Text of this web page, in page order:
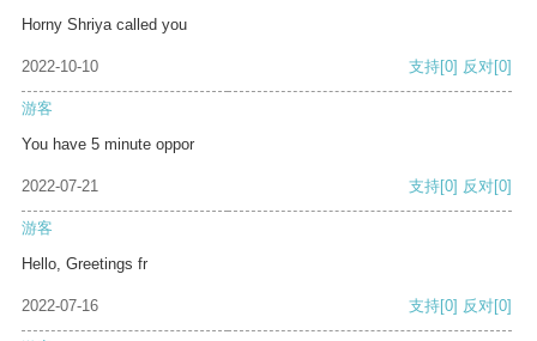
Horny Shriya called you
2022-10-10 支持[0] 反对[0]
游客
You have 5 minute oppor
2022-07-21 支持[0] 反对[0]
游客
Hello, Greetings fr
2022-07-16 支持[0] 反对[0]